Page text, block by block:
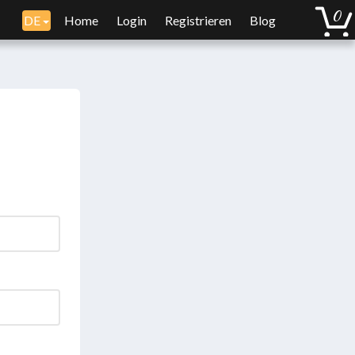
DE Home Login Registrieren Blog